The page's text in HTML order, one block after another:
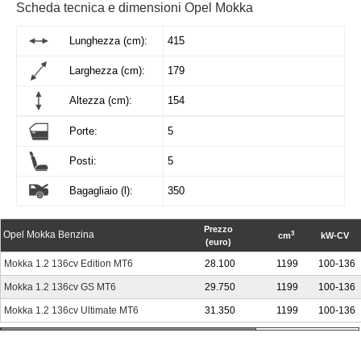
Scheda tecnica e dimensioni Opel Mokka
Lunghezza (cm): 415
Larghezza (cm): 179
Altezza (cm): 154
Porte: 5
Posti: 5
Bagagliaio (l): 350
Opel Mokka Benzina
Prezzo
(euro)
cm3 kW-CV
Mokka 1.2 136cv Edition MT6 28.100 1199 100-136
Mokka 1.2 136cv GS MT6 29.750 1199 100-136
Mokka 1.2 136cv Ultimate MT6 31.350 1199 100-136